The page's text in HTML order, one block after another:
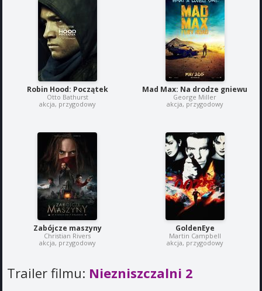
Robin Hood: Początek
Otto Bathurst
akcja, przygodowy
Mad Max: Na drodze gniewu
George Miller
akcja, przygodowy
Zabójcze maszyny
Christian Rivers
akcja, przygodowy
GoldenEye
Martin Campbell
akcja, przygodowy
Trailer filmu: Niezniszczalni 2